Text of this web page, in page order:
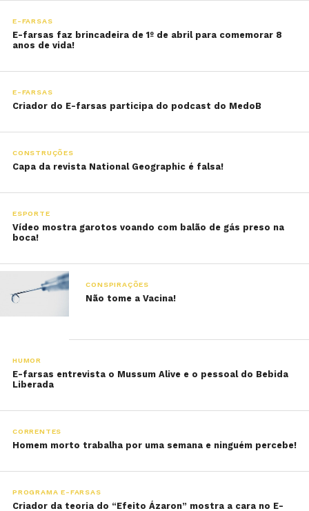
E-FARSAS
E-farsas faz brincadeira de 1º de abril para comemorar 8
anos de vida!
E-FARSAS
Criador do E-farsas participa do podcast do MedoB
CONSTRUÇÕES
Capa da revista National Geographic é falsa!
ESPORTE
Vídeo mostra garotos voando com balão de gás preso na
boca!
CONSPIRAÇÕES
Não tome a Vacina!
HUMOR
E-farsas entrevista o Mussum Alive e o pessoal do Bebida
Liberada
CORRENTES
Homem morto trabalha por uma semana e ninguém percebe!
PROGRAMA E-FARSAS
Criador da teoria do “Efeito Ázaron” mostra a cara no E-